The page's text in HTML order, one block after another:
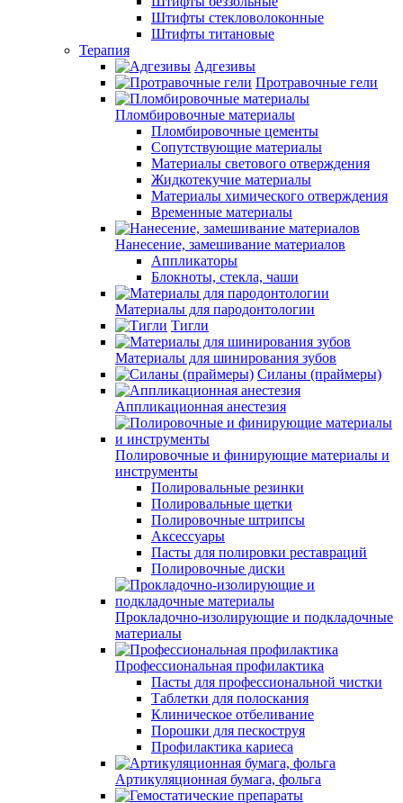
Штифты стекловолоконные
Штифты титановые
Терапия
Адгезивы
Протравочные гели
Пломбировочные материалы
Пломбировочные цементы
Сопутствующие материалы
Материалы светового отверждения
Жидкотекучие материалы
Материалы химического отверждения
Временные материалы
Нанесение, замешивание материалов
Аппликаторы
Блокноты, стекла, чаши
Материалы для пародонтологии
Тигли
Материалы для шинирования зубов
Силаны (праймеры)
Аппликационная анестезия
Полировочные и финирующие материалы и
инструменты
Полировальные резинки
Полировальные щетки
Полировочные штрипсы
Аксессуары
Пасты для полировки реставраций
Полировочные диски
Прокладочно-изолирующие и подкладочные
материалы
Профессиональная профилактика
Пасты для профессиональной чистки
Таблетки для полоскания
Клиническое отбеливание
Порошки для пескоструя
Профилактика кариеса
Артикуляционная бумага, фольга